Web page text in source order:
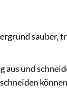
sauber,
aus und